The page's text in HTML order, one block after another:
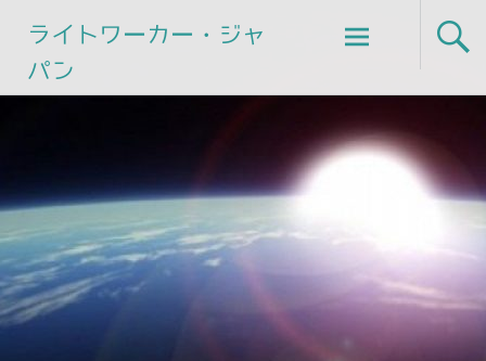
ライトワーカー・ジャ
パン
Skip
to